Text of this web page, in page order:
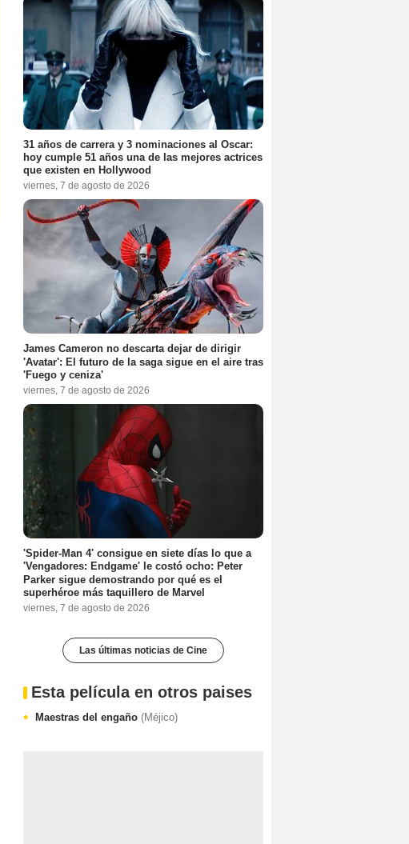
31 años de carrera y 3 nominaciones al Oscar:
hoy cumple 51 años una de las mejores actrices
que existen en Hollywood
viernes, 7 de agosto de 2026
James Cameron no descarta dejar de dirigir
'Avatar': El futuro de la saga sigue en el aire tras
'Fuego y ceniza'
viernes, 7 de agosto de 2026
'Spider-Man 4' consigue en siete días lo que a
'Vengadores: Endgame' le costó ocho: Peter
Parker sigue demostrando por qué es el
superhéroe más taquillero de Marvel
viernes, 7 de agosto de 2026
Las últimas noticias de Cine
Esta película en otros paises
Maestras del engaño (Méjico)